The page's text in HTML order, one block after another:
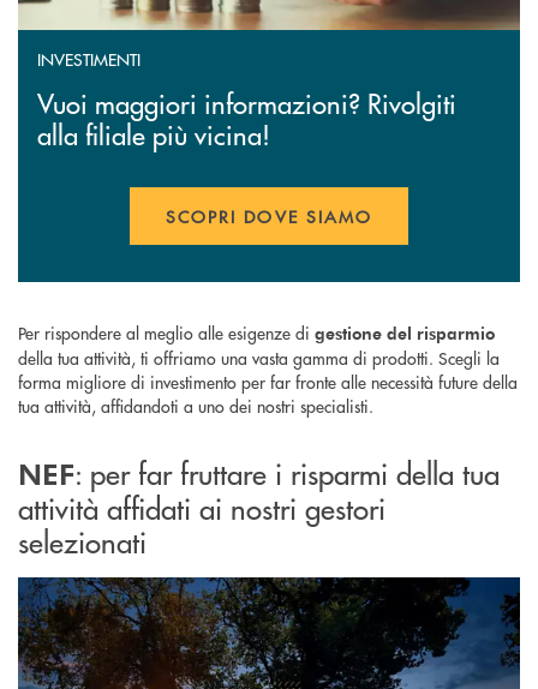
INVESTIMENTI
Vuoi maggiori informazioni? Rivolgiti
alla filiale più vicina!
SCOPRI DOVE SIAMO
Per rispondere al meglio alle esigenze di gestione del risparmio
della tua attività, ti offriamo una vasta gamma di prodotti. Scegli la
forma migliore di investimento per far fronte alle necessità future della
tua attività, affidandoti a uno dei nostri specialisti.
NEF: per far fruttare i risparmi della tua
attività affidati ai nostri gestori
selezionati